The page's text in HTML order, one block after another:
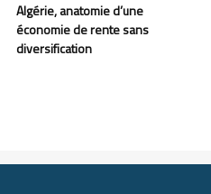
Algérie, anatomie d’une
économie de rente sans
diversification